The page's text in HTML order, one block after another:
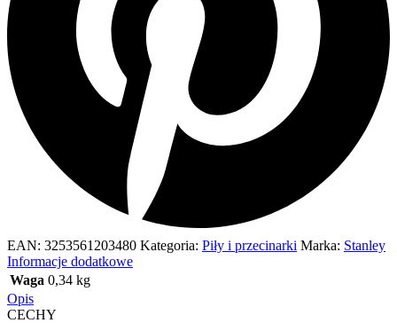
EAN: 3253561203480 Kategoria: Piły i przecinarki Marka: Stanley
Informacje dodatkowe
Waga 0,34 kg
Opis
CECHY